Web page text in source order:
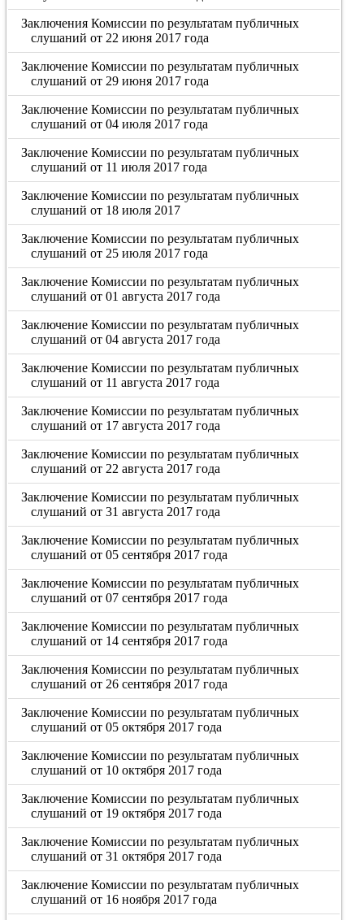
Заключения Комиссии по результатам публичных
слушаний от 22 июня 2017 года
Заключение Комиссии по результатам публичных
слушаний от 29 июня 2017 года
Заключение Комиссии по результатам публичных
слушаний от 04 июля 2017 года
Заключение Комиссии по результатам публичных
слушаний от 11 июля 2017 года
Заключение Комиссии по результатам публичных
слушаний от 18 июля 2017
Заключение Комиссии по результатам публичных
слушаний от 25 июля 2017 года
Заключение Комиссии по результатам публичных
слушаний от 01 августа 2017 года
Заключение Комиссии по результатам публичных
слушаний от 04 августа 2017 года
Заключение Комиссии по результатам публичных
слушаний от 11 августа 2017 года
Заключение Комиссии по результатам публичных
слушаний от 17 августа 2017 года
Заключение Комиссии по результатам публичных
слушаний от 22 августа 2017 года
Заключение Комиссии по результатам публичных
слушаний от 31 августа 2017 года
Заключение Комиссии по результатам публичных
слушаний от 05 сентября 2017 года
Заключение Комиссии по результатам публичных
слушаний от 07 сентября 2017 года
Заключение Комиссии по результатам публичных
слушаний от 14 сентября 2017 года
Заключения Комиссии по результатам публичных
слушаний от 26 сентября 2017 года
Заключение Комиссии по результатам публичных
слушаний от 05 октября 2017 года
Заключение Комиссии по результатам публичных
слушаний от 10 октября 2017 года
Заключение Комиссии по результатам публичных
слушаний от 19 октября 2017 года
Заключение Комиссии по результатам публичных
слушаний от 31 октября 2017 года
Заключение Комиссии по результатам публичных
слушаний от 16 ноября 2017 года